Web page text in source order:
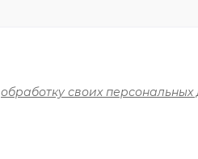
обработку своих персональных